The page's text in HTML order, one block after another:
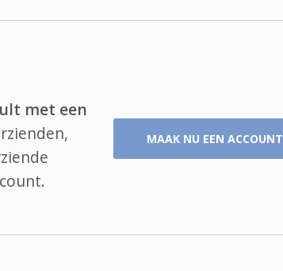
met een
MAAK NU EEN ACCOUNT